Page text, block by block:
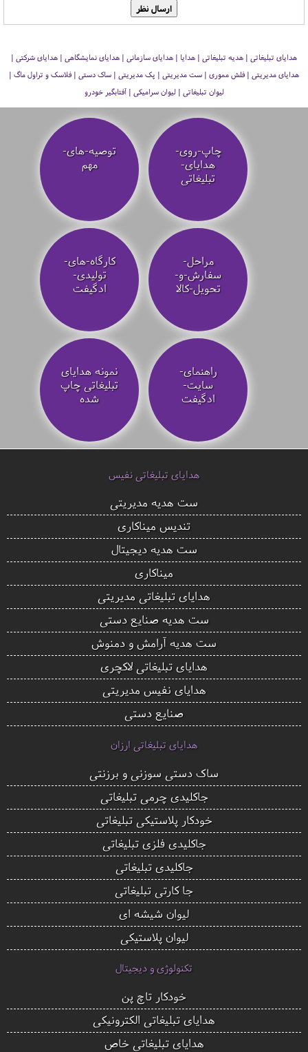
هدایای تبلیغاتی | هدیه تبلیغاتی | هدایا | هدایای سازمانی | هدایای نمایشگاهی | هدایای شرکتی |
هدایای مدیریتی | فلش مموری | ست مدیریتی | پک مدیریتی | ساک دستی | فلاسک و تراول ماگ |
لیوان تبلیغاتی | لیوان سرامیکی | آفتابگیر خودرو
چاپ-روی-
هدایای-
تبلیغاتی
توصیه‌-های-
مهم
مراحل-
سفارش-و-
تحویل-کالا
کارگاه-های-
تولیدی-
ادگیفت
راهنمای-
سایت-
ادگیفت
نمونه هدایای
تبلیغاتی چاپ
شده
هدایای تبلیغاتی نفیس
ست هدیه مدیریتی
تندیس میناکاری
ست هدیه دیجیتال
میناکاری
هدایای تبلیغاتی مدیریتی
ست هدیه صنایع دستی
ست هدیه آرامش و دمنوش
هدایای تبلیغاتی لاکچری
هدایای نفیس مدیریتی
صنایع دستی
هدایای تبلیغاتی ارزان
ساک دستی سوزنی و برزنتی
جاکلیدی چرمی تبلیغاتی
خودکار پلاستیکی تبلیغاتی
جاکلیدی فلزی تبلیغاتی
جاکلیدی تبلیغاتی
جا کارتی تبلیغاتی
لیوان شیشه ای
لیوان پلاستیکی
تکنولوژی و دیجیتال
خودکار تاچ پن
هدایای تبلیغاتی الکترونیکی
هدایای تبلیغاتی خاص